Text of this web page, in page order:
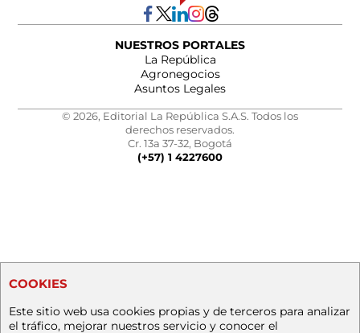
NUESTROS PORTALES
La República
Agronegocios
Asuntos Legales
© 2026, Editorial La República S.A.S. Todos los
derechos reservados.
Cr. 13a 37-32, Bogotá
(+57) 1 4227600
COOKIES
Este sitio web usa cookies propias y de terceros para analizar
el tráfico, mejorar nuestros servicio y conocer el